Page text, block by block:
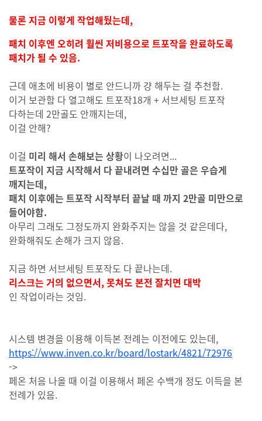
물론 지금 이렇게 작업해뒀는데,
패치 이후엔 오히려 훨씬 저비용으로 트포작을 완료하도록
패치가 될 수 있음.
근데 애초에 비용이 별로 안드니까 걍 해두는 걸 추천함.
이거 보관함 다 열고해도 트포작18개 + 서브세팅 트포작
다하는데 2만골도 안깨지는데,
이걸 안해?
이걸 미리 해서 손해보는 상황이 나오려면...
트포작이 지금 시작해서 다 끝내려면 수십만 골은 우습게
깨지는데,
패치 이후에는 트포작 시작부터 끝날 때 까지 2만골 미만으로
들어야함.
아무리 그래도 그정도까지 완화주지는 않을 것 같은데다,
완화해줘도 손해가 크지 않음.
지금 하면 서브세팅 트포작도 다 끝나는데.
리스크는 거의 없으면서, 못쳐도 본전 잘치면 대박
인 작업이라는 것임.
시스템 변경을 이용해 이득본 전례는 이전에도 있는데,
https://www.inven.co.kr/board/lostark/4821/72976
->
페온 처음 나올 때 이걸 이용해서 페온 수백개 정도 이득을 본
전례가 있음.